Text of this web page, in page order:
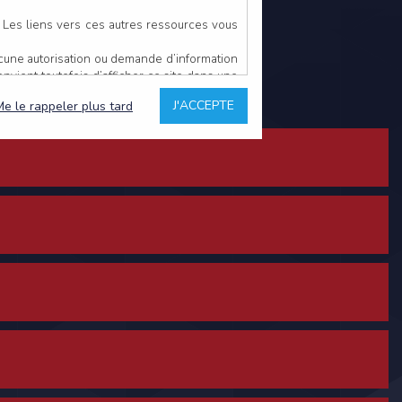
liens vers ces autres ressources vous
autorisation ou demande d’information
toutefois d’afficher ce site dans une
estime non conforme à l’objet du site
comme étant fiables.
avoir fait l’objet de mises à jour. En
l’utilisateur, qui assume la totalité des
l’interprétation ou de l’utilisation des
hors du contrôle de l’EDITEUR, et
J'ACCEPTE
le rappeler plus tard